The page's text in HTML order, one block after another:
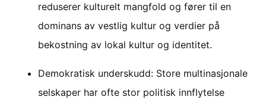
reduserer kulturelt mangfold og fører til en
dominans av vestlig kultur og verdier på
bekostning av lokal kultur og identitet.
Demokratisk underskudd: Store multinasjonale
selskaper har ofte stor politisk innflytelse